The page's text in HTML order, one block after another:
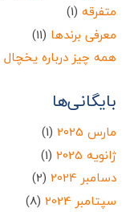
متفرقه (1)
معرفی برندها (11)
همه چیز درباره یخچال
بایگانی‌ها
مارس 2025
(1)
ژانویه 2025
(1)
دسامبر 2024
(2)
سپتامبر 2024
(8)